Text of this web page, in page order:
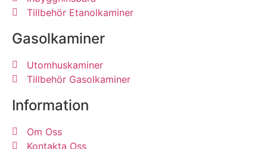
Tillbehör Etanolkaminer
Gasolkaminer
Utomhuskaminer
Tillbehör Gasolkaminer
Information
Om Oss
Kontakta Oss